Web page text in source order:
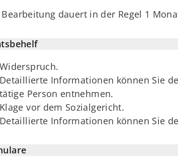
Bearbeitung dauert in der Regel 1
Widerspruch.
Detaillierte Informationen können Sie
tätige Person entnehmen.
Klage vor dem Sozialgericht.
Detaillierte Informationen können Sie